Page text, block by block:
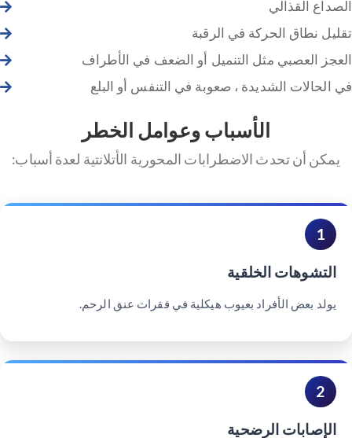
الصداع القذالي
تقليل نطاق الحركة في الرقبة
العجز العصبي مثل التنميل أو الضعف في الأطراف
في الحالات الشديدة ، صعوبة في التنفس أو البلع
الأسباب وعوامل الخطر
يمكن أن تحدث الاضطرابات المحورية الأتلانتية لعدة أسباب:
1
التشوهات الخلقية
يولد بعض الأفراد بعيوب هيكلية في فقرات عنق الرحم.
2
الإصابات الرضحية